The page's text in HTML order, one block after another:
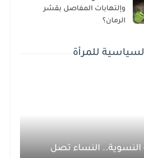
وإلتهابات المفاصل بقشر
الرمان؟
للمرأة
النسوية.. النساء تصل